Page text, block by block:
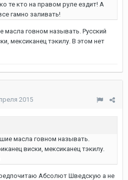
те кто на правом руле ездит! А
гамно заливать!
масла говном называть. Русский
мексиканец тэкилу. В этом нет
2015
масла говном называть.
виски, мексиканец тэкилу.
Абсолют Шведскую а не